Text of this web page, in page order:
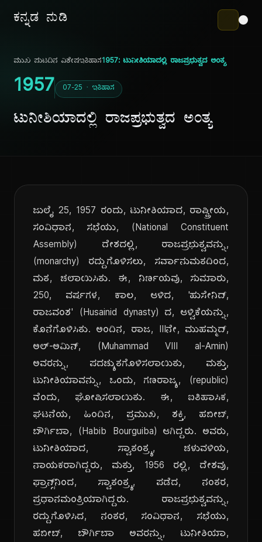
ಕನ್ನಡ ನುಡಿ
ಮುಖ ಪುಟದಿನ ವಿಶೇಷಇತಿಹಾಸ1957: ಟುನೀಶಿಯಾದಲ್ಲಿ ರಾಜಪ್ರಭುತ್ವದ ಅಂತ್ಯ
1957 07-25 · ಇತಿಹಾಸ
ಟುನೀಶಿಯಾದಲ್ಲಿ ರಾಜಪ್ರಭುತ್ವದ ಅಂತ್ಯ
ಜುಲೈ 25, 1957 ರಂದು, ಟುನೀಶಿಯಾದ, ರಾಷ್ಟ್ರೀಯ,
ಸಂವಿಧಾನ, ಸಭೆಯು, (National Constituent
Assembly) ದೇಶದಲ್ಲಿ, ರಾಜಪ್ರಭುತ್ವವನ್ನು,
(monarchy) ರದ್ದುಗೊಳಿಸಲು, ಸರ್ವಾನುಮತದಿಂದ,
ಮತ, ಚಲಾಯಿಸಿತು. ಈ, ನಿರ್ಣಯವು, ಸುಮಾರು,
250, ವರ್ಷಗಳ, ಕಾಲ, ಆಳಿದ, 'ಹುಸೇನಿದ್,
ರಾಜವಂಶ' (Husainid dynasty) ದ, ಆಳ್ವಿಕೆಯನ್ನು,
ಕೊನೆಗೊಳಿಸಿತು. ಅಂದಿನ, ರಾಜ, IIIನೇ, ಮುಹಮ್ಮದ್,
ಅಲ್-ಅಮಿನ್, (Muhammad VIII al-Amin)
ಅವರನ್ನು, ಪದಚ್ಯುತಗೊಳಿಸಲಾಯಿತು, ಮತ್ತು,
ಟುನೀಶಿಯಾವನ್ನು, ಒಂದು, ಗಣರಾಜ್ಯ, (republic)
ವೆಂದು, ಘೋಷಿಸಲಾಯಿತು. ಈ, ಐತಿಹಾಸಿಕ,
ಘಟನೆಯ, ಹಿಂದಿನ, ಪ್ರಮುಖ, ಶಕ್ತಿ, ಹಬೀಬ್,
ಬೌರ್ಗಿಬಾ, (Habib Bourguiba) ಆಗಿದ್ದರು. ಅವರು,
ಟುನೀಶಿಯಾದ, ಸ್ವಾತಂತ್ರ್ಯ, ಚಳುವಳಿಯ,
ನಾಯಕರಾಗಿದ್ದರು, ಮತ್ತು, 1956 ರಲ್ಲಿ, ದೇಶವು,
ಫ್ರಾನ್ಸ್‌ನಿಂದ, ಸ್ವಾತಂತ್ರ್ಯ, ಪಡೆದ, ನಂತರ,
ಪ್ರಧಾನಮಂತ್ರಿಯಾಗಿದ್ದರು. ರಾಜಪ್ರಭುತ್ವವನ್ನು,
ರದ್ದುಗೊಳಿಸಿದ, ನಂತರ, ಸಂವಿಧಾನ, ಸಭೆಯು,
ಹಬೀಬ್, ಬೌರ್ಗಿಬಾ ಅವರನ್ನು, ಟುನೀಶಿಯಾ,